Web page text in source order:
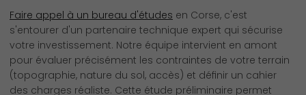
Faire appel à un bureau d'études en Corse, c'est
s'entourer d'un partenaire technique expert qui sécurise
votre investissement. Notre équipe intervient en amont
pour évaluer précisément les contraintes de votre terrain
(topographie, nature du sol, accès) et définir un cahier
des charges réaliste. Cette étude préliminaire permet